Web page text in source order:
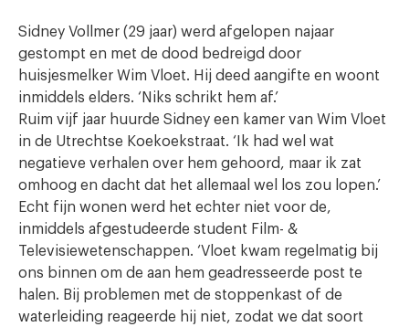
Sidney Vollmer (29 jaar) werd afgelopen najaar
gestompt en met de dood bedreigd door
huisjesmelker Wim Vloet. Hij deed aangifte en woont
inmiddels elders. ‘Niks schrikt hem af.’
Ruim vijf jaar huurde Sidney een kamer van Wim Vloet
in de Utrechtse Koekoekstraat. ‘Ik had wel wat
negatieve verhalen over hem gehoord, maar ik zat
omhoog en dacht dat het allemaal wel los zou lopen.’
Echt fijn wonen werd het echter niet voor de,
inmiddels afgestudeerde student Film- &
Televisiewetenschappen. ‘Vloet kwam regelmatig bij
ons binnen om de aan hem geadresseerde post te
halen. Bij problemen met de stoppenkast of de
waterleiding reageerde hij niet, zodat we dat soort